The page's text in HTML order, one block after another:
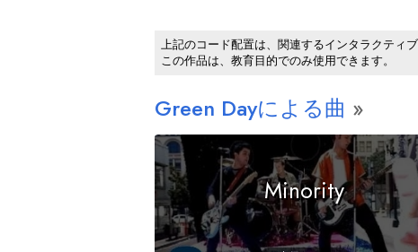
上記のコード配置は、関連するインタラクティ
この作品は、教育目的でのみ使用できます。
Green Dayによる曲
Minority